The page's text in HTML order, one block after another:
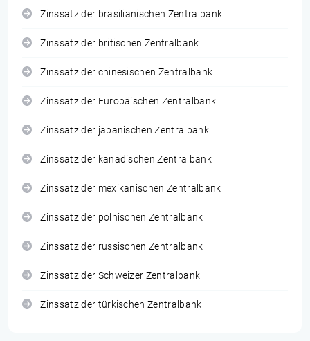
Zinssatz der brasilianischen Zentralbank
Zinssatz der britischen Zentralbank
Zinssatz der chinesischen Zentralbank
Zinssatz der Europäischen Zentralbank
Zinssatz der japanischen Zentralbank
Zinssatz der kanadischen Zentralbank
Zinssatz der mexikanischen Zentralbank
Zinssatz der polnischen Zentralbank
Zinssatz der russischen Zentralbank
Zinssatz der Schweizer Zentralbank
Zinssatz der türkischen Zentralbank